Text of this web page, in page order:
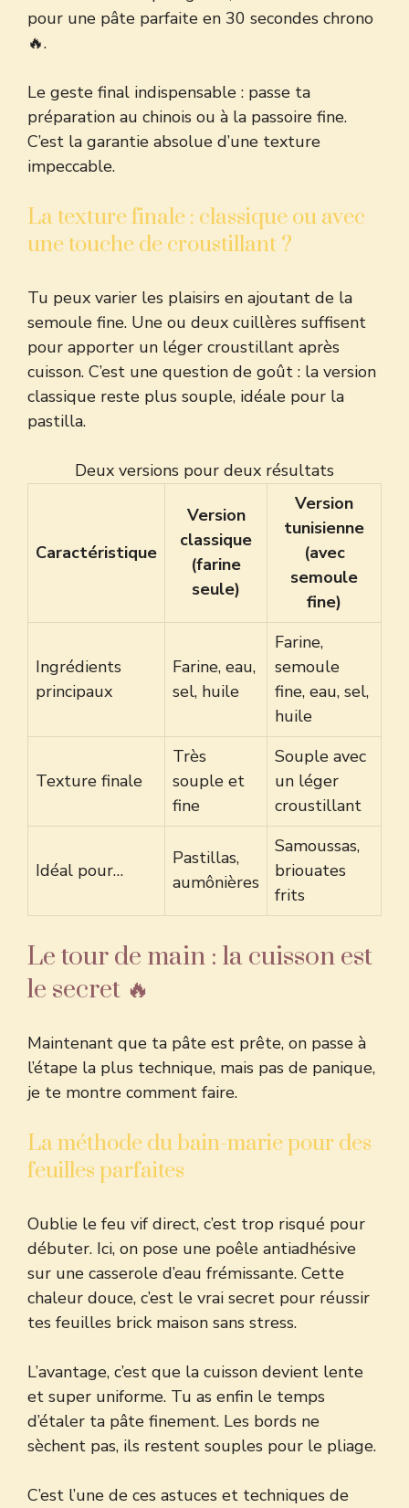
pour une pâte parfaite en 30 secondes chrono
🔥.
Le geste final indispensable : passe ta
préparation au chinois ou à la passoire fine.
C’est la garantie absolue d’une texture
impeccable.
La texture finale : classique ou avec
une touche de croustillant ?
Tu peux varier les plaisirs en ajoutant de la
semoule fine. Une ou deux cuillères suffisent
pour apporter un léger croustillant après
cuisson. C’est une question de goût : la version
classique reste plus souple, idéale pour la
pastilla.
Deux versions pour deux résultats
Caractéristique
Version
classique
(farine
seule)
Version
tunisienne
(avec
semoule
fine)
Ingrédients
principaux
Farine, eau,
sel, huile
Farine,
semoule
fine, eau, sel,
huile
Texture finale
Très
souple et
fine
Souple avec
un léger
croustillant
Idéal pour…
Pastillas,
aumônières
Samoussas,
briouates
frits
Le tour de main : la cuisson est
le secret 🔥
Maintenant que ta pâte est prête, on passe à
l’étape la plus technique, mais pas de panique,
je te montre comment faire.
La méthode du bain-marie pour des
feuilles parfaites
Oublie le feu vif direct, c’est trop risqué pour
débuter. Ici, on pose une poêle antiadhésive
sur une casserole d’eau frémissante. Cette
chaleur douce, c’est le vrai secret pour réussir
tes feuilles brick maison sans stress.
L’avantage, c’est que la cuisson devient lente
et super uniforme. Tu as enfin le temps
d’étaler ta pâte finement. Les bords ne
sèchent pas, ils restent souples pour le pliage.
C’est l’une de ces astuces et techniques de